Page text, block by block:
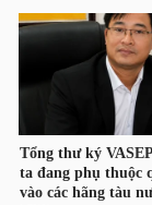
VỤ
TRUYỀN